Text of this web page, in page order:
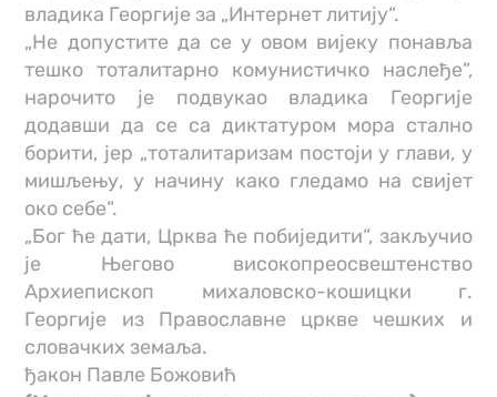
владика Георгије за „Интернет литију“.
„Не допустите да се у овом вијеку понавља
тешко тоталитарно комунистичко наслеђе“,
нарочито је подвукао владика Георгије
додавши да се са диктатуром мора стално
борити, јер „тоталитаризам постоји у глави, у
мишљењу, у начину како гледамо на свијет
око себе“.
„Бог ће дати, Црква ће побиједити“, закључио
је Његово високопреосвештенство
Архиепископ михаловско-кошицки г.
Георгије из Православне цркве чешких и
словачких земаља.
ђакон Павле Божовић